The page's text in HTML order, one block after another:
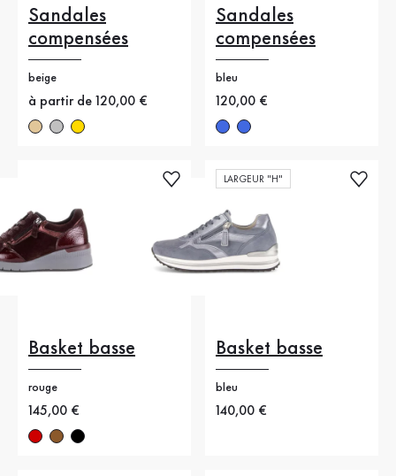
Sandales
compensées
beige
Nouveau prix
à partir de 120,00 €
Sandales
compensées
bleu
Nouveau prix
120,00 €
Basket basse
rouge
Nouveau prix
145,00 €
LARGEUR "H"
Basket basse
bleu
Nouveau prix
140,00 €